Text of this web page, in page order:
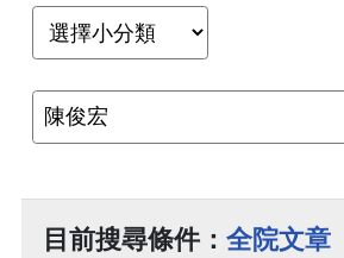
目前搜尋條件： 全院文章